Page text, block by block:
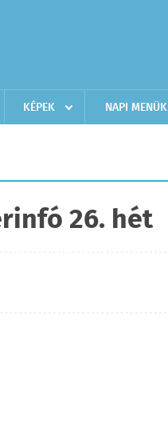
KÉPEK NAPI MENÜK
26. hét